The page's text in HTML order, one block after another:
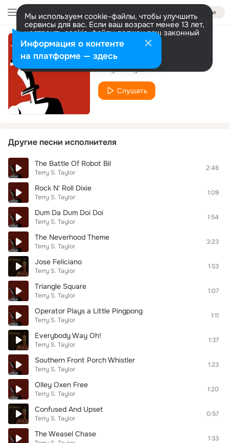
Войти
Мы используем cookie-файлы, чтобы улучшить
сервисы для вас. Если ваш возраст менее 13 лет,
настроить cookie-файлы должен ваш законный
представитель. Больше информации
Разрешить все Настроить
Klaymen's Theme
Terry S. Taylor
Слушать
Другие песни исполнителя
The Battle Of Robot Bil
Terry S. Taylor
2:46
Rock N' Roll Dixie
Terry S. Taylor
1:09
Dum Da Dum Doi Doi
Terry S. Taylor
1:54
The Neverhood Theme
Terry S. Taylor
3:23
Jose Feliciano
Terry S. Taylor
1:53
Triangle Square
Terry S. Taylor
1:07
Operator Plays a Little Pingpong
Terry S. Taylor
1:11
Everybody Way Oh!
Terry S. Taylor
1:37
Southern Front Porch Whistler
Terry S. Taylor
1:23
Olley Oxen Free
Terry S. Taylor
1:20
Confused And Upset
Terry S. Taylor
0:57
The Weasel Chase 1:33
Информация о контенте
на платформе — здесь